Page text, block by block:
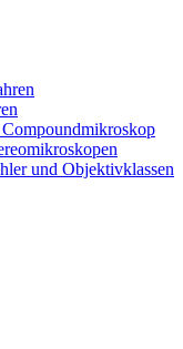
und Objektivklassen